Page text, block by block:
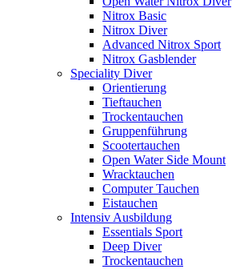
Nitrox Basic
Nitrox Diver
Advanced Nitrox Sport
Nitrox Gasblender
Speciality Diver
Orientierung
Tieftauchen
Trockentauchen
Gruppenführung
Scootertauchen
Open Water Side Mount
Wracktauchen
Computer Tauchen
Eistauchen
Intensiv Ausbildung
Essentials Sport
Deep Diver
Trockentauchen